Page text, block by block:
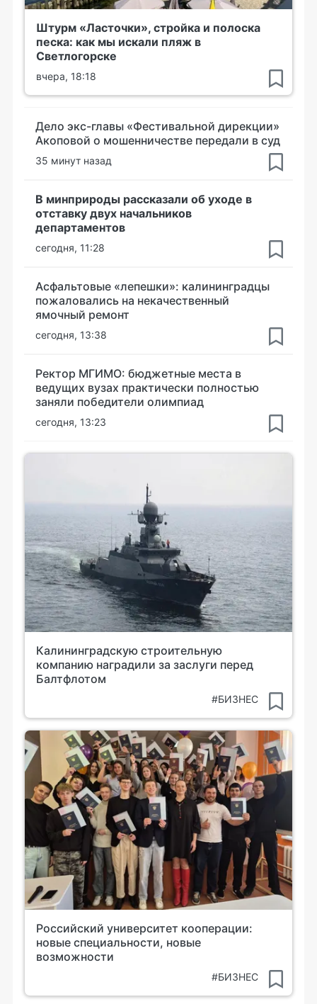
Штурм «Ласточки», стройка и полоска
песка: как мы искали пляж в
Светлогорске
вчера, 18:18
Дело экс-главы «Фестивальной дирекции»
Акоповой о мошенничестве передали в суд
35 минут назад
В минприроды рассказали об уходе в
отставку двух начальников
департаментов
сегодня, 11:28
Асфальтовые «лепешки»: калининградцы
пожаловались на некачественный
ямочный ремонт
сегодня, 13:38
Ректор МГИМО: бюджетные места в
ведущих вузах практически полностью
заняли победители олимпиад
сегодня, 13:23
Калининградскую строительную
компанию наградили за заслуги перед
Балтфлотом
#БИЗНЕС
Российский университет кооперации:
новые специальности, новые
возможности
#БИЗНЕС